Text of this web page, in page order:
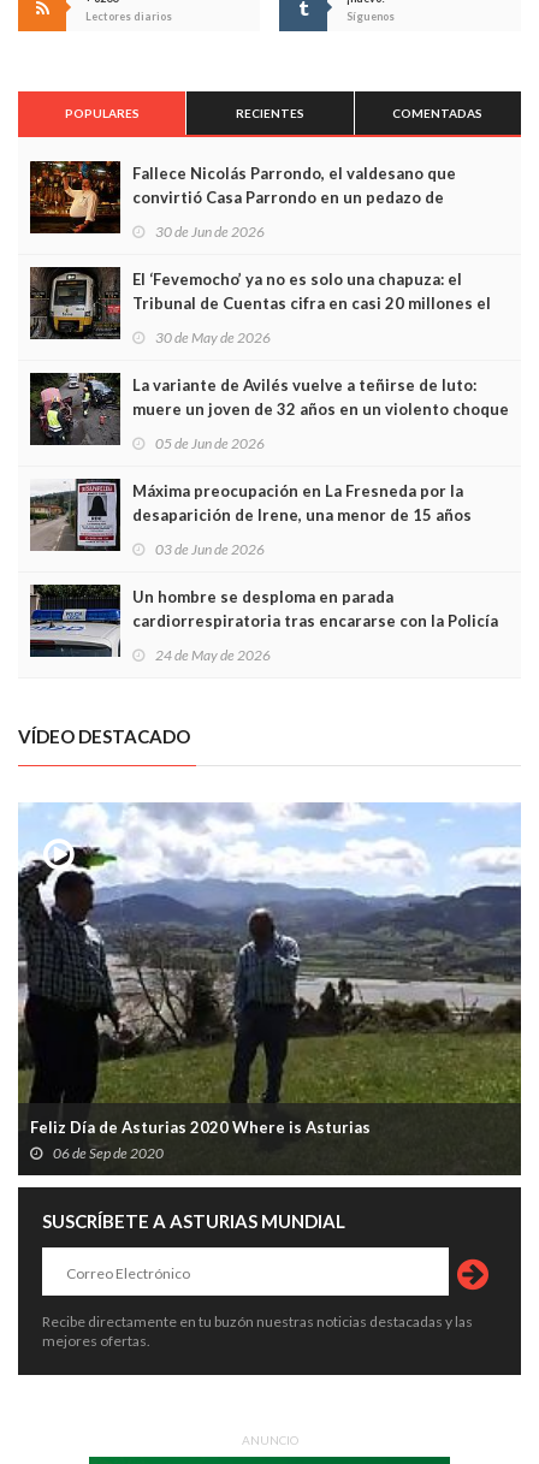
Lectores diarios
Síguenos
POPULARES RECIENTES COMENTADAS
Fallece Nicolás Parrondo, el valdesano que
convirtió Casa Parrondo en un pedazo de
Asturias en Madrid
30 de Jun de 2026
El ‘Fevemocho’ ya no es solo una chapuza: el
Tribunal de Cuentas cifra en casi 20 millones el
sobrecoste de los trenes que no cabían por los
30 de May de 2026
La variante de Avilés vuelve a teñirse de luto:
muere un joven de 32 años en un violento choque
frontal
05 de Jun de 2026
Máxima preocupación en La Fresneda por la
desaparición de Irene, una menor de 15 años
03 de Jun de 2026
Un hombre se desploma en parada
cardiorrespiratoria tras encararse con la Policía
Local en Luanco
24 de May de 2026
VÍDEO DESTACADO
Feliz Día de Asturias 2020 Where is Asturias
06 de Sep de 2020
SUSCRÍBETE A ASTURIAS MUNDIAL
Recibe directamente en tu buzón nuestras noticias destacadas y las
mejores ofertas.
ANUNCIO